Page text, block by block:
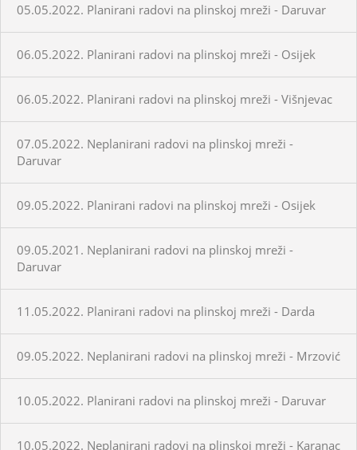
05.05.2022. Planirani radovi na plinskoj mreži - Daruvar
06.05.2022. Planirani radovi na plinskoj mreži - Osijek
06.05.2022. Planirani radovi na plinskoj mreži - Višnjevac
07.05.2022. Neplanirani radovi na plinskoj mreži -
Daruvar
09.05.2022. Planirani radovi na plinskoj mreži - Osijek
09.05.2021. Neplanirani radovi na plinskoj mreži -
Daruvar
11.05.2022. Planirani radovi na plinskoj mreži - Darda
09.05.2022. Neplanirani radovi na plinskoj mreži - Mrzović
10.05.2022. Planirani radovi na plinskoj mreži - Daruvar
10.05.2022. Neplanirani radovi na plinskoj mreži - Karanac